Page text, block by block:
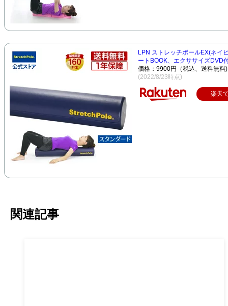
LPN ストレッチポールEX(ネ
ートBOOK、エクササイズDVD
価格：9900円（税込、送料無料)
(2022/8/23時点)
楽天
関連記事